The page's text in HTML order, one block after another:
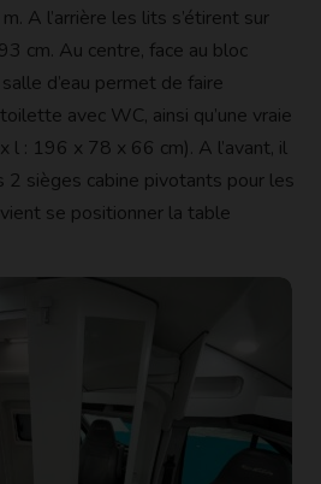
A l’arrière les lits s’étirent sur
cm. Au centre, face au bloc
d’eau permet de faire
avec WC, ainsi qu’une vraie
l : 196 x 78 x 66 cm). A l’avant, il
2 sièges cabine pivotants pour les
se positionner la table